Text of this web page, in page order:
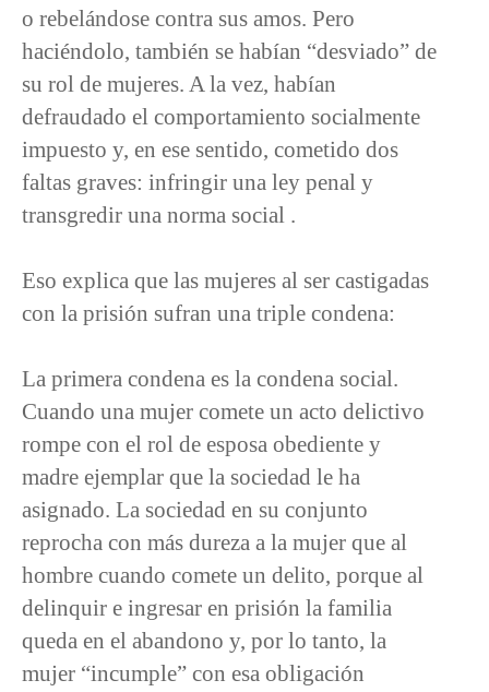
o rebelándose contra sus amos. Pero
haciéndolo, también se habían “desviado” de
su rol de mujeres. A la vez, habían
defraudado el comportamiento socialmente
impuesto y, en ese sentido, cometido dos
faltas graves: infringir una ley penal y
transgredir una norma social .
Eso explica que las mujeres al ser castigadas
con la prisión sufran una triple condena:
La primera condena es la condena social.
Cuando una mujer comete un acto delictivo
rompe con el rol de esposa obediente y
madre ejemplar que la sociedad le ha
asignado. La sociedad en su conjunto
reprocha con más dureza a la mujer que al
hombre cuando comete un delito, porque al
delinquir e ingresar en prisión la familia
queda en el abandono y, por lo tanto, la
mujer “incumple” con esa obligación